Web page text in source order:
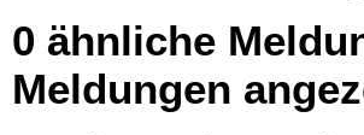
0 ähnliche
Meldungen